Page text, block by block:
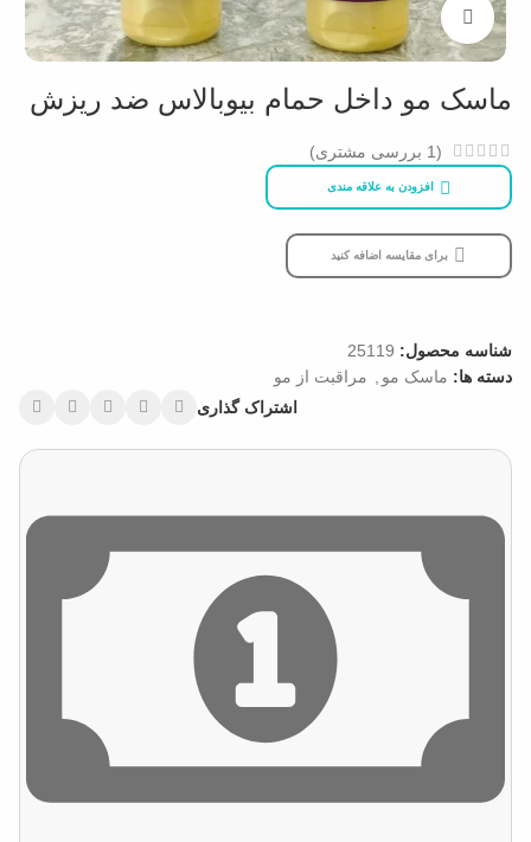
بزرگنمایی تصویر
ماسک مو داخل حمام بیوبالاس ضد ریزش
(
1 بررسی مشتری)
افزودن به علاقه مندی
برای مقایسه اضافه کنید
شناسه محصول: 25119
دسته ها: ماسک مو
مراقبت از مو
اشتراک گذاری